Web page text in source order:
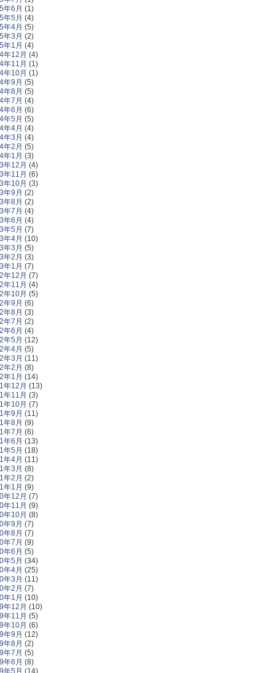
年6月 (1)
年5月 (4)
年4月 (5)
年3月 (2)
年1月 (4)
年12月 (4)
年11月 (1)
年10月 (1)
年9月 (5)
年8月 (5)
年7月 (4)
年6月 (6)
年5月 (5)
年4月 (4)
年3月 (4)
年2月 (5)
年1月 (3)
年12月 (4)
年11月 (6)
年10月 (3)
年9月 (2)
年8月 (2)
年7月 (4)
年6月 (4)
年5月 (7)
年4月 (10)
年3月 (5)
年2月 (3)
年1月 (7)
年12月 (7)
年11月 (4)
年10月 (5)
年9月 (6)
年8月 (3)
年7月 (2)
年6月 (4)
年5月 (12)
年4月 (5)
年3月 (11)
年2月 (8)
年1月 (14)
年12月 (13)
年11月 (3)
年10月 (7)
年9月 (11)
年8月 (9)
年7月 (6)
年6月 (13)
年5月 (18)
年4月 (11)
年3月 (8)
年2月 (2)
年1月 (9)
年12月 (7)
年11月 (9)
年10月 (8)
年9月 (7)
年8月 (7)
年7月 (9)
年6月 (5)
年5月 (34)
年4月 (25)
年3月 (11)
年2月 (7)
年1月 (10)
年12月 (10)
年11月 (5)
年10月 (6)
年9月 (12)
年8月 (2)
年7月 (5)
年6月 (8)
年5月 (14)